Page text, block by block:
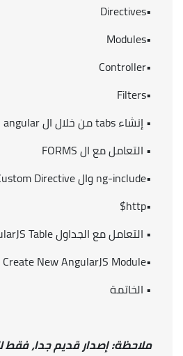
•Directives
•Modules
•Controller
•Filters
• إنشاء tabs من خلال ال angular
• التعامل مع ال FORMS
•ng-include وال Custom Directive
•http$
• التعامل مع الجداول AngularJS Table
•Create New AngularJS Module
• الخاتمة
ملاحظة: إصدار قديم جدا، فقط